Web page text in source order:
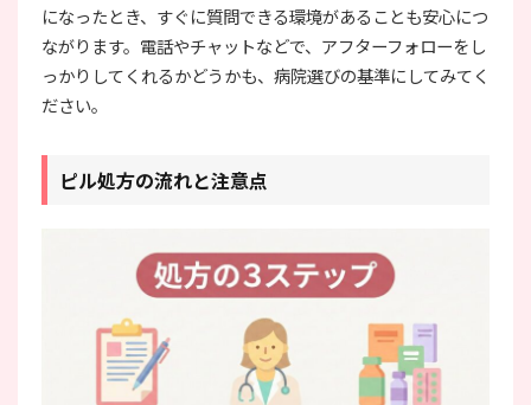
になったとき、すぐに質問できる環境があることも安心につ
ながります。電話やチャットなどで、アフターフォローをし
っかりしてくれるかどうかも、病院選びの基準にしてみてく
ださい。
ピル処方の流れと注意点